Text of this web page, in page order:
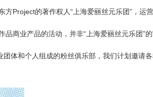
方Project的著作权人“上海爱丽丝元乐团”，运
商业产品的活动，并非“上海爱丽丝元乐团”
团体和个人组成的粉丝俱乐部，我们计划邀请